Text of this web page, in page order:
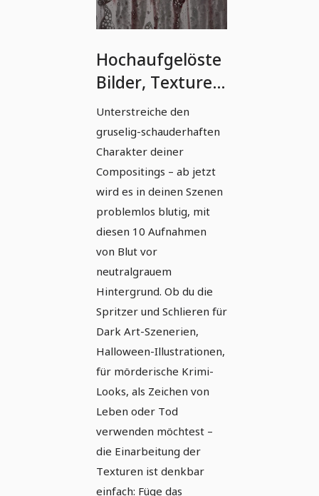
Hochaufgelöste
Bilder, Texturen
& Overlays: Blut
& Blutspritzer 5
Unterstreiche den
gruselig-schauderhaften
Charakter deiner
Compositings – ab jetzt
wird es in deinen Szenen
problemlos blutig, mit
diesen 10 Aufnahmen
von Blut vor
neutralgrauem
Hintergrund. Ob du die
Spritzer und Schlieren für
Dark Art-Szenerien,
Halloween-Illustrationen,
für mörderische Krimi-
Looks, als Zeichen von
Leben oder Tod
verwenden möchtest –
die Einarbeitung der
Texturen ist denkbar
einfach: Füge das